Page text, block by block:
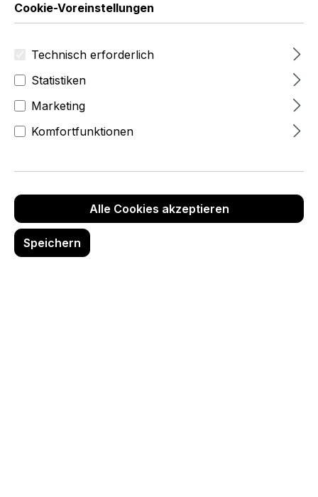
Cookie-Voreinstellungen
Technisch erforderlich
Statistiken
Marketing
Komfortfunktionen
Alle Cookies akzeptieren
Speichern